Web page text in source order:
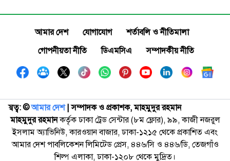
আমার দেশ যোগাযোগ
শর্তাবলি ও নীতিমালা
গোপনীয়তা নীতি
ডিএমসিএ সম্পাদকীয় নীতি
স্বত্ব: ©️আমার দেশ| সম্পাদক ও প্রকাশক, মাহমুদুর রহমান
মাহমুদুর রহমানকর্তৃক ঢাকা ট্রেড সেন্টার (৮ম ফ্লোর), ৯৯, কাজী নজরুল
ইসলাম অ্যাভিনিউ, কারওয়ান বাজার, ঢাকা-১২১৫ থেকে প্রকাশিত এবং
আমার দেশ পাবলিকেশন লিমিটেড প্রেস, ৪৪৬/সি ও ৪৪৬/ডি, তেজগাঁও
শিল্প এলাকা, ঢাকা-১২০৮ থেকে মুদ্রিত।